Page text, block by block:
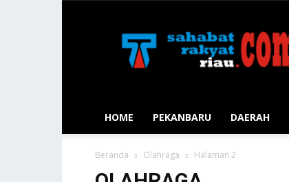
Rakyat
Riau
HOME PEKANBARU DAERAH
Beranda Olahraga Halaman 2